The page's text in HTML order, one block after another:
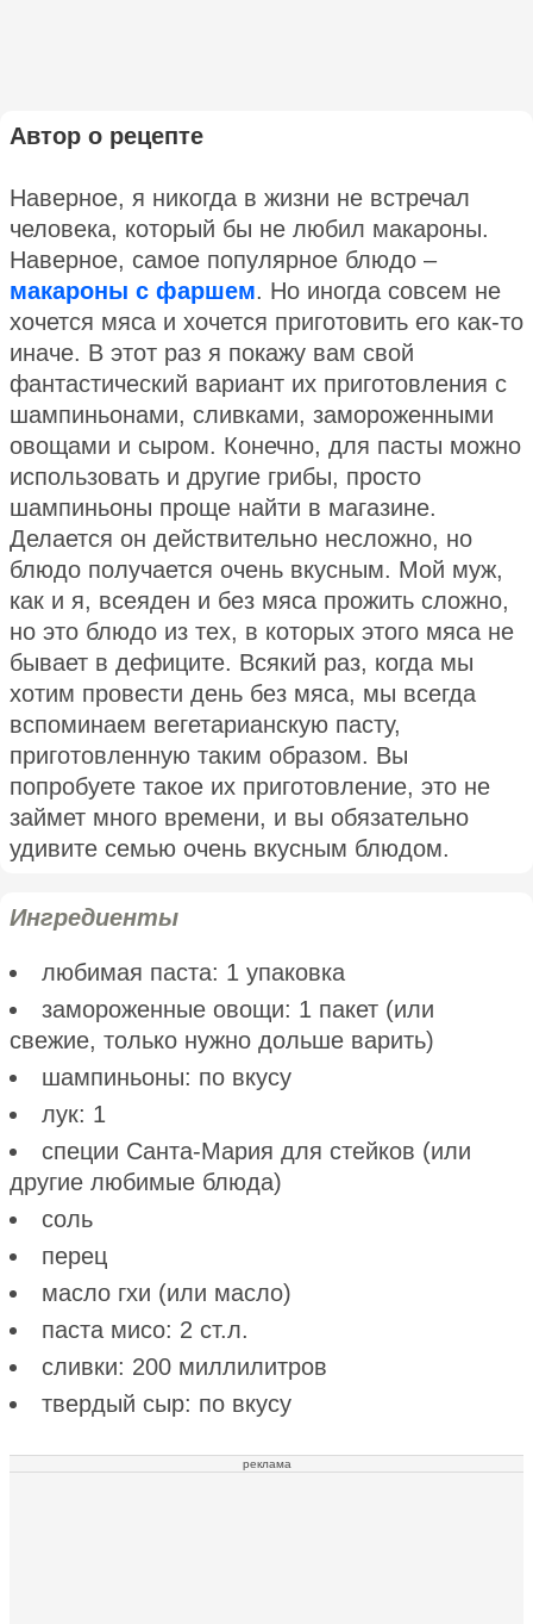
Автор о рецепте
Наверное, я никогда в жизни не встречал
человека, который бы не любил макароны.
Наверное, самое популярное блюдо –
макароны с фаршем. Но иногда совсем не
хочется мяса и хочется приготовить его как-то
иначе. В этот раз я покажу вам свой
фантастический вариант их приготовления с
шампиньонами, сливками, замороженными
овощами и сыром. Конечно, для пасты можно
использовать и другие грибы, просто
шампиньоны проще найти в магазине.
Делается он действительно несложно, но
блюдо получается очень вкусным. Мой муж,
как и я, всеяден и без мяса прожить сложно,
но это блюдо из тех, в которых этого мяса не
бывает в дефиците. Всякий раз, когда мы
хотим провести день без мяса, мы всегда
вспоминаем вегетарианскую пасту,
приготовленную таким образом. Вы
попробуете такое их приготовление, это не
займет много времени, и вы обязательно
удивите семью очень вкусным блюдом.
Ингредиенты
любимая паста: 1 упаковка
замороженные овощи: 1 пакет (или
свежие, только нужно дольше варить)
шампиньоны: по вкусу
лук: 1
специи Санта-Мария для стейков (или
другие любимые блюда)
соль
перец
масло гхи (или масло)
паста мисо: 2 ст.л.
сливки: 200 миллилитров
твердый сыр: по вкусу
реклама